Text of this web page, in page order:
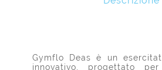
Gymflo Deas è un
innovativo, progettato